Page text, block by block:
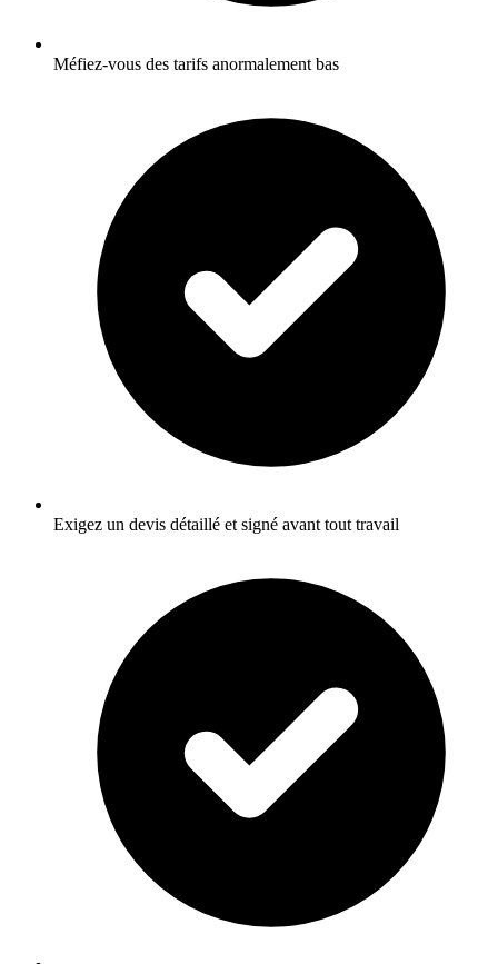
Méfiez-vous des tarifs anormalement bas
Exigez un devis détaillé et signé avant tout travail